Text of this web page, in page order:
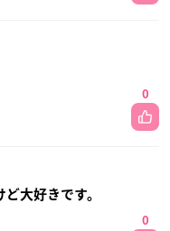
0
大好きです。
0